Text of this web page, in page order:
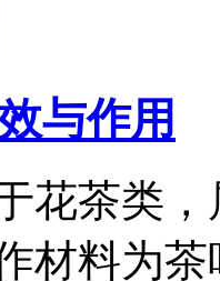
与作用
花茶类
材料为